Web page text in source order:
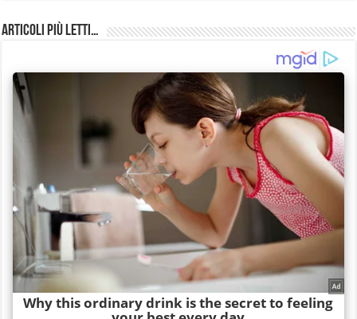
Articoli più Letti…